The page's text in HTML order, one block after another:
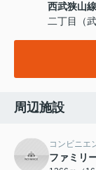
西武狭山線
二丁目（
周辺施設
コンビニエ
ファミリ